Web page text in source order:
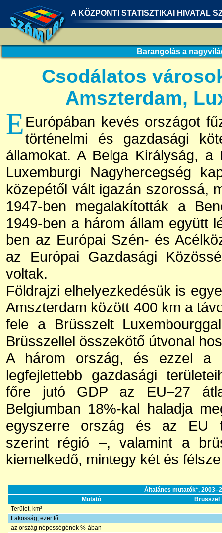
A KÖZPONTI STATISZTIKAI HIVATAL
Barangolás a
Csodálatos
Amszterdam,
E Európában kevés országot
történelmi és gazdasági
államokat. A Belga Királyság,
Luxemburgi Nagyhercegség
közepétől vált igazán szorossá,
1947-ben megalakították a
1949-ben a három állam együtt
ben az Európai Szén- és
az Európai Gazdasági
voltak.
Földrajzi elhelyezkedésük is
Amszterdam között 400 km a
fele a Brüsszelt
Brüsszellel összekötő útvonal
A három ország, és ezzel a
legfejlettebb gazdasági
főre jutó GDP az EU–27
Belgiumban 18%-kal haladja
egyszerre ország és az EU
szerint régió –, valamint a
kiemelkedő, mintegy két és
Általános mutatók*,
Mutató
Brüsszel
Terület, km²
Lakosság, ezer fő
az ország népességének %-ában